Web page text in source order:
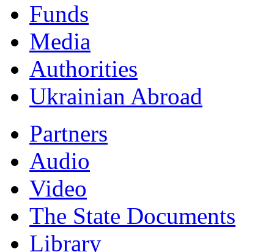
Funds
Мedia
Authorities
Ukrainian Abroad
Partners
Audio
Video
The State Documents
Library